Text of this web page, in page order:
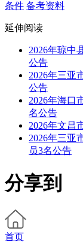
条件 备考资料
延伸阅读
2026年琼中
公告
2026年三亚
公告
2026年海口
名公告
2026年文昌
2026年三亚
员3名公告
分享到
首页